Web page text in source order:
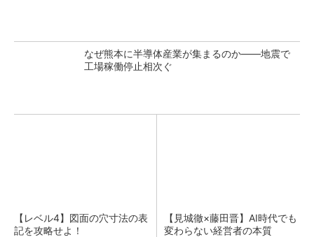
なぜ熊本に半導体産業が集まるのか――地震で
工場稼働停止相次ぐ
【レベル4】図面の穴寸法の表
記を攻略せよ！
【見城徹×藤田晋】AI時代でも
変わらない経営者の本質